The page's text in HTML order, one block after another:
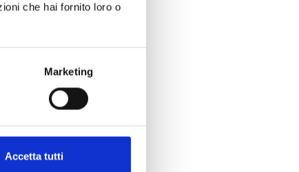
che hai fornito loro o
Marketing
Accetta tutti
download »